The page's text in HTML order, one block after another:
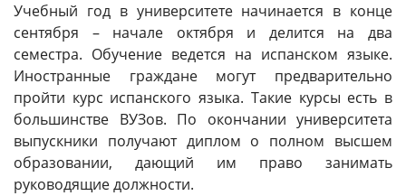
Учебный год в университете начинается в конце
сентября – начале октября и делится на два
семестра. Обучение ведется на испанском языке.
Иностранные граждане могут предварительно
пройти курс испанского языка. Такие курсы есть в
большинстве ВУЗов. По окончании университета
выпускники получают диплом о полном высшем
образовании, дающий им право занимать
руководящие должности.